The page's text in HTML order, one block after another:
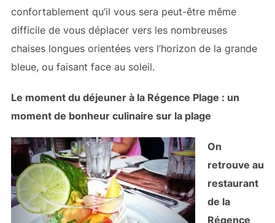
confortablement qu’il vous sera peut-être même
difficile de vous déplacer vers les nombreuses
chaises longues orientées vers l’horizon de la grande
bleue, ou faisant face au soleil.
Le moment du déjeuner à la Régence Plage : un
moment de bonheur culinaire sur la plage
On
retrouve au
restaurant
de la
Régence